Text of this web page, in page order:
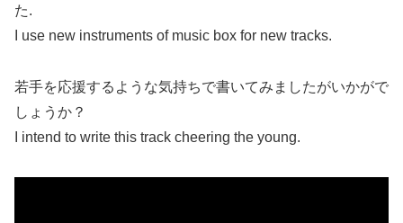
た.
I use new instruments of music box for new tracks.
若手を応援するような気持ちで書いてみましたがいかがで
しょうか？
I intend to write this track cheering the young.